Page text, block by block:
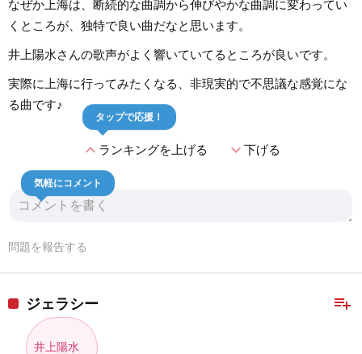
なぜか上海は、断続的な曲調から伸びやかな曲調に変わってい
くところが、独特で良い曲だなと思います。
井上陽水さんの歌声がよく響いていてるところが良いです。
実際に上海に行ってみたくなる、非現実的で不思議な感覚にな
る曲です♪
expand_lessランキングを上げる
タップで応援！
expand_more下げる
気軽にコメント
問題を報告する
playlist_add
ジェラシー
井上陽水